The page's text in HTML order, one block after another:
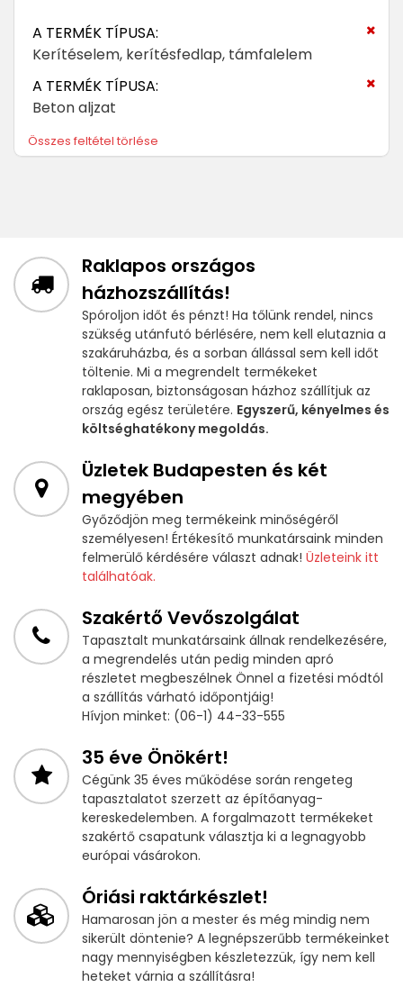
A TERMÉK TÍPUSA:
Kerítéselem, kerítésfedlap, támfalelem
A TERMÉK TÍPUSA:
Beton aljzat
Összes feltétel törlése
Raklapos országos
házhozszállítás!
Spóroljon időt és pénzt! Ha tőlünk rendel, nincs
szükség utánfutó bérlésére, nem kell elutaznia a
szakáruházba, és a sorban állással sem kell időt
töltenie. Mi a megrendelt termékeket
raklaposan, biztonságosan házhoz szállítjuk az
ország egész területére. Egyszerű, kényelmes és
költséghatékony megoldás.
Üzletek Budapesten és két
megyében
Győződjön meg termékeink minőségéről
személyesen! Értékesítő munkatársaink minden
felmerülő kérdésére választ adnak! Üzleteink itt
találhatóak.
Szakértő Vevőszolgálat
Tapasztalt munkatársaink állnak rendelkezésére,
a megrendelés után pedig minden apró
részletet megbeszélnek Önnel a fizetési módtól
a szállítás várható időpontjáig!
Hívjon minket: (06-1) 44-33-555
35 éve Önökért!
Cégünk 35 éves működése során rengeteg
tapasztalatot szerzett az építőanyag-
kereskedelemben. A forgalmazott termékeket
szakértő csapatunk választja ki a legnagyobb
európai vásárokon.
Óriási raktárkészlet!
Hamarosan jön a mester és még mindig nem
sikerült döntenie? A legnépszerűbb termékeinket
nagy mennyiségben készletezzük, így nem kell
heteket várnia a szállításra!